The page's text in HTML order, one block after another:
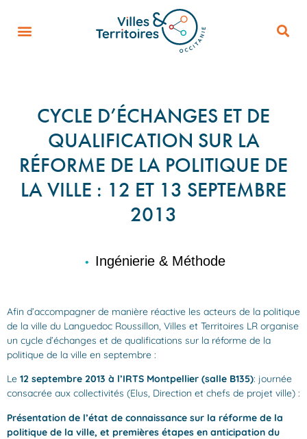
CYCLE D’ÉCHANGES ET DE
QUALIFICATION SUR LA
RÉFORME DE LA POLITIQUE DE
LA VILLE : 12 ET 13 SEPTEMBRE
2013
• Ingénierie & Méthode
Afin d’accompagner de manière réactive les acteurs de la politique
de la ville du Languedoc Roussillon, Villes et Territoires LR organise
un cycle d’échanges et de qualifications sur la réforme de la
politique de la ville en septembre :
Le 12 septembre 2013 à l’IRTS Montpellier (salle B135): journée
consacrée aux collectivités (Elus, Direction et chefs de projet ville) :
Présentation de l’état de connaissance sur la réforme de la
politique de la ville, et premières étapes en anticipation du